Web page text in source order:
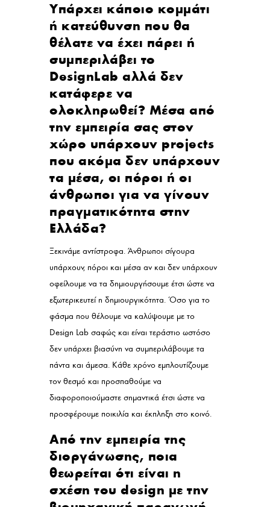
Υπάρχει κάποιο κομμάτι
ή κατεύθυνση που θα
θέλατε να έχει πάρει ή
συμπεριλάβει το
DesignLab αλλά δεν
κατάφερε να
ολοκληρωθεί? Μέσα από
την εμπειρία σας στον
χώρο υπάρχουν projects
που ακόμα δεν υπάρχουν
τα μέσα, οι πόροι ή οι
άνθρωποι για να γίνουν
πραγματικότητα στην
Ελλάδα?
Ξεκινάμε αντίστροφα. Άνθρωποι σίγουρα
υπάρχουν, πόροι και μέσα αν και δεν υπάρχουν
οφείλουμε να τα δημιουργήσουμε έτσι ώστε να
εξωτερικευτεί η δημιουργικότητα. Όσο για το
φάσμα που θέλουμε να καλύψουμε με το
Design Lab σαφώς και είναι τεράστιο ωστόσο
δεν υπάρχει βιασύνη να συμπεριλάβουμε τα
πάντα και άμεσα. Κάθε χρόνο εμπλουτίζουμε
τον θεσμό και προσπαθούμε να
διαφοροποιούμαστε σημαντικά έτσι ώστε να
προσφέρουμε ποικιλία και έκπληξη στο κοινό.
Από την εμπειρία της
διοργάνωσης, ποια
θεωρείται ότι είναι η
σχέση του design με την